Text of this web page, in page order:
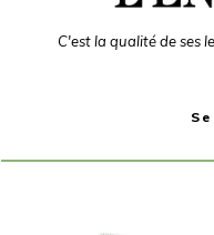
C'est la qualité de ses